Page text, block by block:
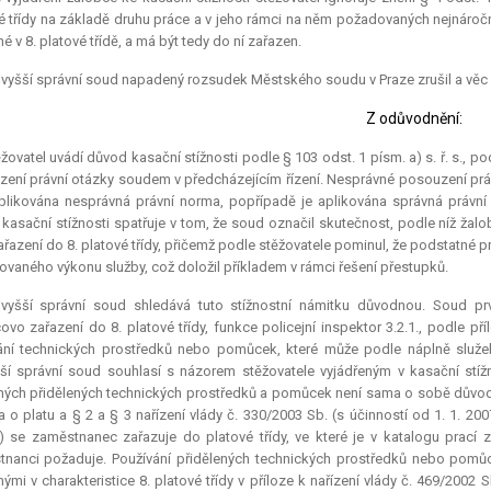
třídy na základě druhu práce a v jeho rámci na něm požadovaných
v 8. platové třídě, a má být tedy do ní zařazen.
správní soud napadený rozsudek Městského soudu v Praze zrušil a
Z odůvodnění:
uvádí důvod kasační stížnosti podle § 103 odst. 1 písm. a) s. ř. s.,
právní otázky soudem v předcházejícím řízení. Nesprávné posouzení
nesprávná právní norma, popřípadě je aplikována správná
stížnosti spatřuje v tom, že soud označil skutečnost, podle níž
do 8. platové třídy, přičemž podle stěžovatele pominul, že podstatné
výkonu služby, což doložil příkladem v rámci řešení přestupků.
správní soud shledává tuto stížnostní námitku důvodnou. Soud
zařazení do 8. platové třídy, funkce policejní inspektor 3.2.1., podle
technických prostředků nebo pomůcek, které může podle náplně
správní soud souhlasí s názorem stěžovatele vyjádřeným v kasační
přidělených technických prostředků a pomůcek není sama o sobě
o platu a § 2 a § 3 nařízení vlády č. 330/2003 Sb. (s účinností od 1. 1.
se zaměstnanec zařazuje do platové třídy, ve které je v katalogu prací
požaduje. Používání přidělených technických prostředků nebo
v charakteristice 8. platové třídy v příloze k nařízení vlády č. 469/2002